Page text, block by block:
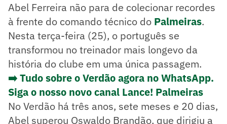
Abel Ferreira não para de colecionar recordes
à frente do comando técnico do Palmeiras.
Nesta terça-feira (25), o português se
transformou no treinador mais longevo da
história do clube em uma única passagem.
➡️ Tudo sobre o Verdão agora no WhatsApp.
Siga o nosso novo canal Lance! Palmeiras
No Verdão há três anos, sete meses e 20 dias,
Abel superou Oswaldo Brandão, que dirigiu a